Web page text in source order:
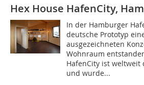
Hex House HafenCity,
In der Hamburger
deutsche Prototyp
ausgezeichneten
Wohnraum
HafenCity ist
und wurde...